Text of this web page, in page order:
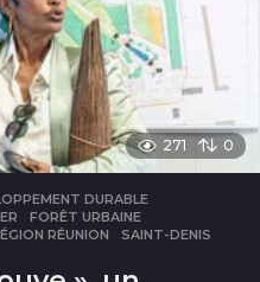
271 0
DURABLE
,FORÊT URBAINE
RÉUNION ,SAINT-DENIS